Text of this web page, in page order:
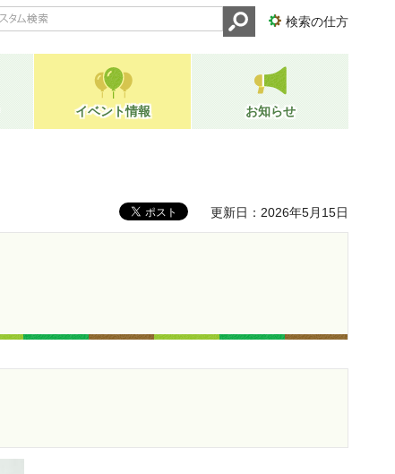
検索の仕方
イベント情報 お知らせ
更新日：2026年5月15日